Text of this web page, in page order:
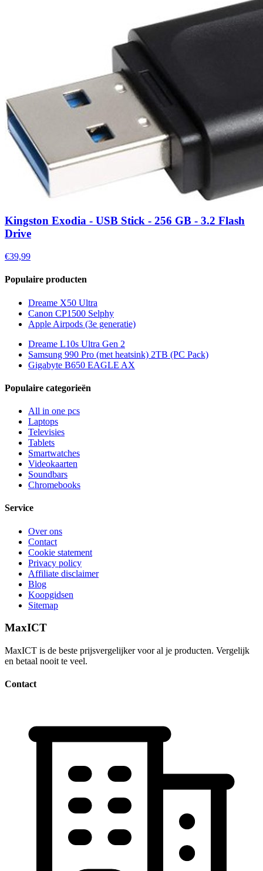
Kingston Exodia - USB Stick - 256 GB - 3.2 Flash
Drive
€39,99
Populaire producten
Dreame X50 Ultra
Canon CP1500 Selphy
Apple Airpods (3e generatie)
Dreame L10s Ultra Gen 2
Samsung 990 Pro (met heatsink) 2TB (PC Pack)
Gigabyte B650 EAGLE AX
Populaire categorieën
All in one pcs
Laptops
Televisies
Tablets
Smartwatches
Videokaarten
Soundbars
Chromebooks
Service
Over ons
Contact
Cookie statement
Privacy policy
Affiliate disclaimer
Blog
Koopgidsen
Sitemap
MaxICT
MaxICT is de beste prijsvergelijker voor al je producten. Vergelijk
en betaal nooit te veel.
Contact